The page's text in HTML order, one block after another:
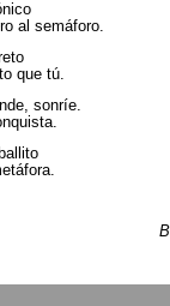
al semáforo.
que tú.
sonríe.